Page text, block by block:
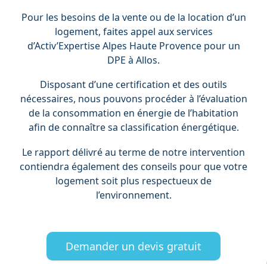
Pour les besoins de la vente ou de la location d’un
logement, faites appel aux services
d’Activ’Expertise Alpes Haute Provence pour un
DPE à Allos.
Disposant d’une certification et des outils
nécessaires, nous pouvons procéder à l’évaluation
de la consommation en énergie de l’habitation
afin de connaître sa classification énergétique.
Le rapport délivré au terme de notre intervention
contiendra également des conseils pour que votre
logement soit plus respectueux de
l’environnement.
Demander un devis gratuit